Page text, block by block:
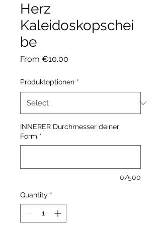
Herz
Kaleidoskopschei
be
From €10.00
Produktoptionen *
INNERER Durchmesser deiner
Form *
0/500
Quantity *